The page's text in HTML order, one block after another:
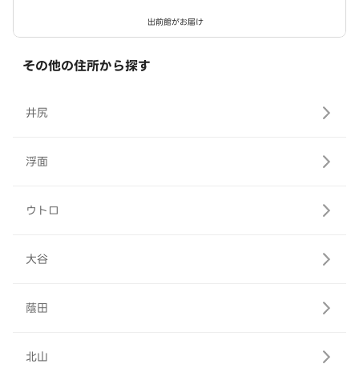
出前館がお届け
その他の住所から探す
井尻
浮面
ウトロ
大谷
蔭田
北山